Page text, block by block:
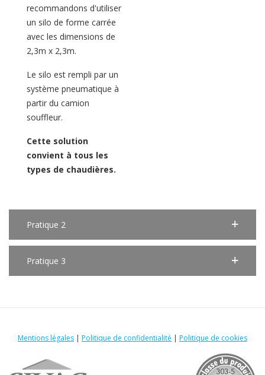
recommandons d'utiliser
un silo de forme carrée
avec les dimensions de
2,3m x 2,3m.
Le silo est rempli par un
système pneumatique à
partir du camion
souffleur.
Cette solution
convient à tous les
types de chaudières.
Pratique 2
Pratique 3
Mentions légales | Politique de confidentialité | Politique de cookies